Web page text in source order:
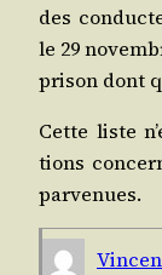
des
le 29
pri­son dont
Cette liste
tions
parvenues.